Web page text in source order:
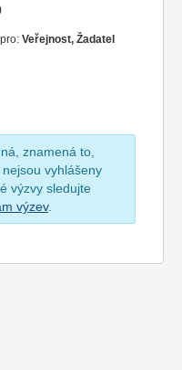
Veřejnost, Žadatel
znamená to,
vyhlášeny
výzvy sledujte
výzev.